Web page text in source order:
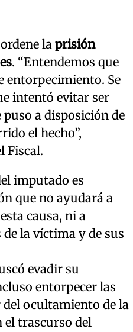
la prisión
. “Entendemos que
entorpecimiento. Se
intentó evitar ser
a disposición de
el hecho”,
Fiscal.
imputado es
que no ayudará a
causa, ni a
la víctima y de sus
evadir su
entorpecer las
ocultamiento de la
el trascurso del